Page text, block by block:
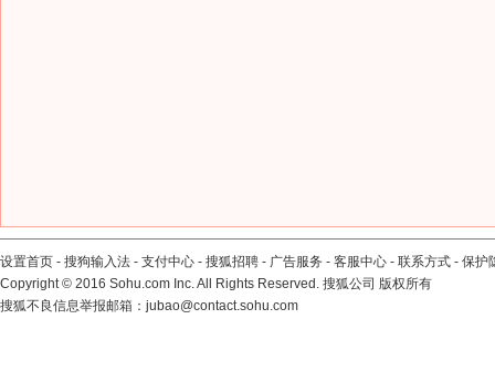
设置首页 - 搜狗输入法 - 支付中心 - 搜狐招聘 - 广告服务 - 客服中心 - 联系方式 - 保护
Copyright© 2016 Sohu.com Inc. All Rights Reserved. 搜狐公司 版权所有
搜狐不良信息举报邮箱： jubao@contact.sohu.com